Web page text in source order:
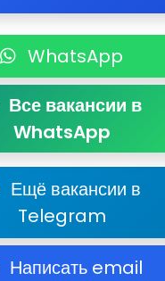
WhatsApp
Все вакансии в
WhatsApp
Ещё вакансии в
Telegram
Написать email